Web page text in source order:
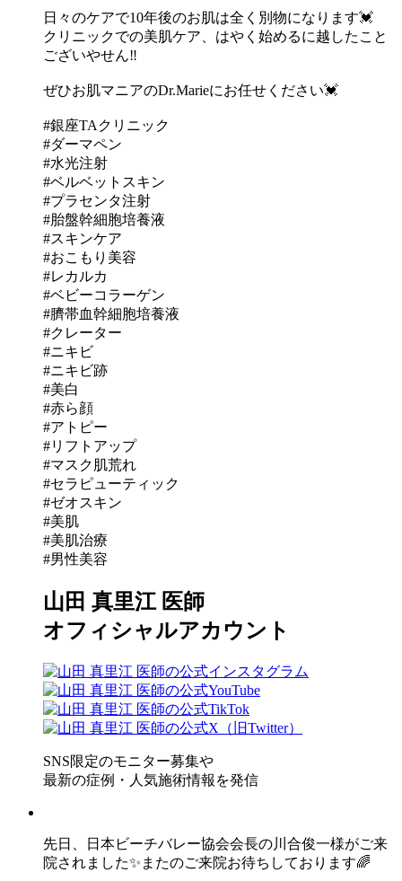
日々のケアで10年後のお肌は全く別物になります💓
クリニックでの美肌ケア、はやく始めるに越したこと
ございやせん‼️
ぜひお肌マニアのDr.Marieにお任せください💓
#銀座TAクリニック
#ダーマペン
#水光注射
#ベルベットスキン
#プラセンタ注射
#胎盤幹細胞培養液
#スキンケア
#おこもり美容
#レカルカ
#ベビーコラーゲン
#臍帯血幹細胞培養液
#クレーター
#ニキビ
#ニキビ跡
#美白
#赤ら顔
#アトピー
#リフトアップ
#マスク肌荒れ
#セラピューティック
#ゼオスキン
#美肌
#美肌治療
#男性美容
山田 真里江 医師
オフィシャルアカウント
SNS限定のモニター募集や
最新の症例・人気施術情報を発信
先日、日本ビーチバレー協会会長の川合俊一様がご来
院されました✨またのご来院お待ちしております🌈